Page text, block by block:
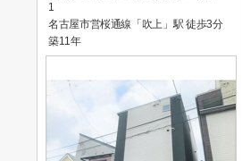
1
名古屋市営桜通線「吹上」駅 徒歩3分
築11年